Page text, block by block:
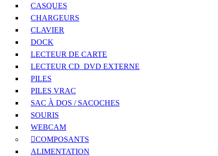
CASQUES
CHARGEURS
CLAVIER
DOCK
LECTEUR DE CARTE
LECTEUR CD_DVD EXTERNE
PILES
PILES VRAC
SAC À DOS / SACOCHES
SOURIS
WEBCAM
COMPOSANTS
ALIMENTATION